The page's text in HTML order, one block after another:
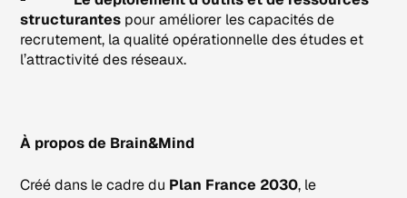
structurantes pour améliorer les capacités de
recrutement, la qualité opérationnelle des études et
l’attractivité des réseaux.
À propos de Brain&Mind
Créé dans le cadre du Plan France 2030, le